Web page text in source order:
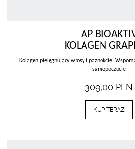
AP
KOLAGEN
Kolagen pielęgnujący włosy i paznokcie.
samopoczucie
309,00 PLN
KUP TERAZ